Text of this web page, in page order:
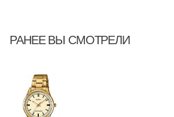
РАНЕЕ ВЫ СМОТРЕЛИ